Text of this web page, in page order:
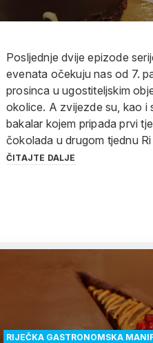
Posljednje dvije epizode
evenata očekuju nas od 7.
prosinca u ugostiteljskim
okolice. A zvijezde su, kao i
bakalar kojem pripada prvi
čokolada u drugom tjednu
ČITAJTE DALJE
RIJEČKA GASTRONOMSKA